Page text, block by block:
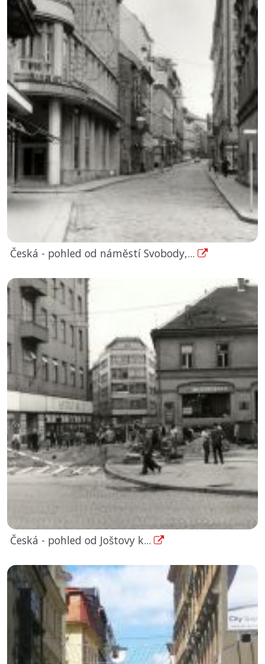
Česká - pohled od náměstí Svobody,...
Česká - pohled od Joštovy k...